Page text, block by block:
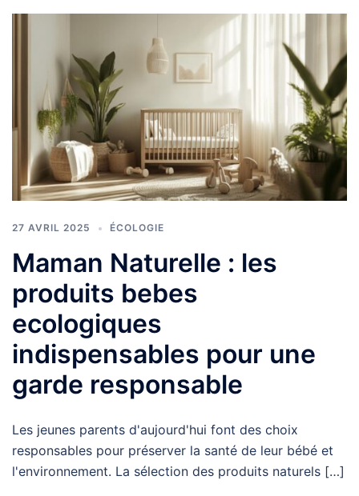
27 AVRIL 2025 ÉCOLOGIE
Maman Naturelle : les
produits bebes
ecologiques
indispensables pour une
garde responsable
Les jeunes parents d'aujourd'hui font des choix
responsables pour préserver la santé de leur bébé et
l'environnement. La sélection des produits naturels […]